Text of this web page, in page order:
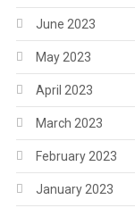
June 2023
May 2023
April 2023
March 2023
February 2023
January 2023